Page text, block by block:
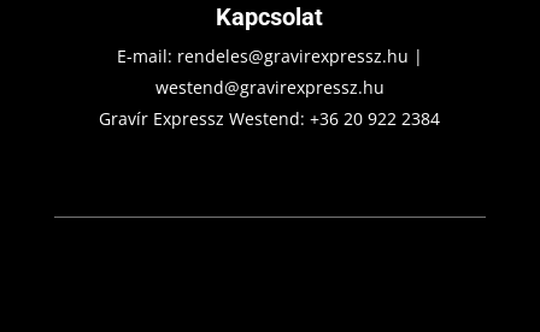
Kapcsolat
E-mail: rendeles@gravirexpressz.hu |
westend@gravirexpressz.hu
Gravír Expressz Westend:+36 20 922 2384